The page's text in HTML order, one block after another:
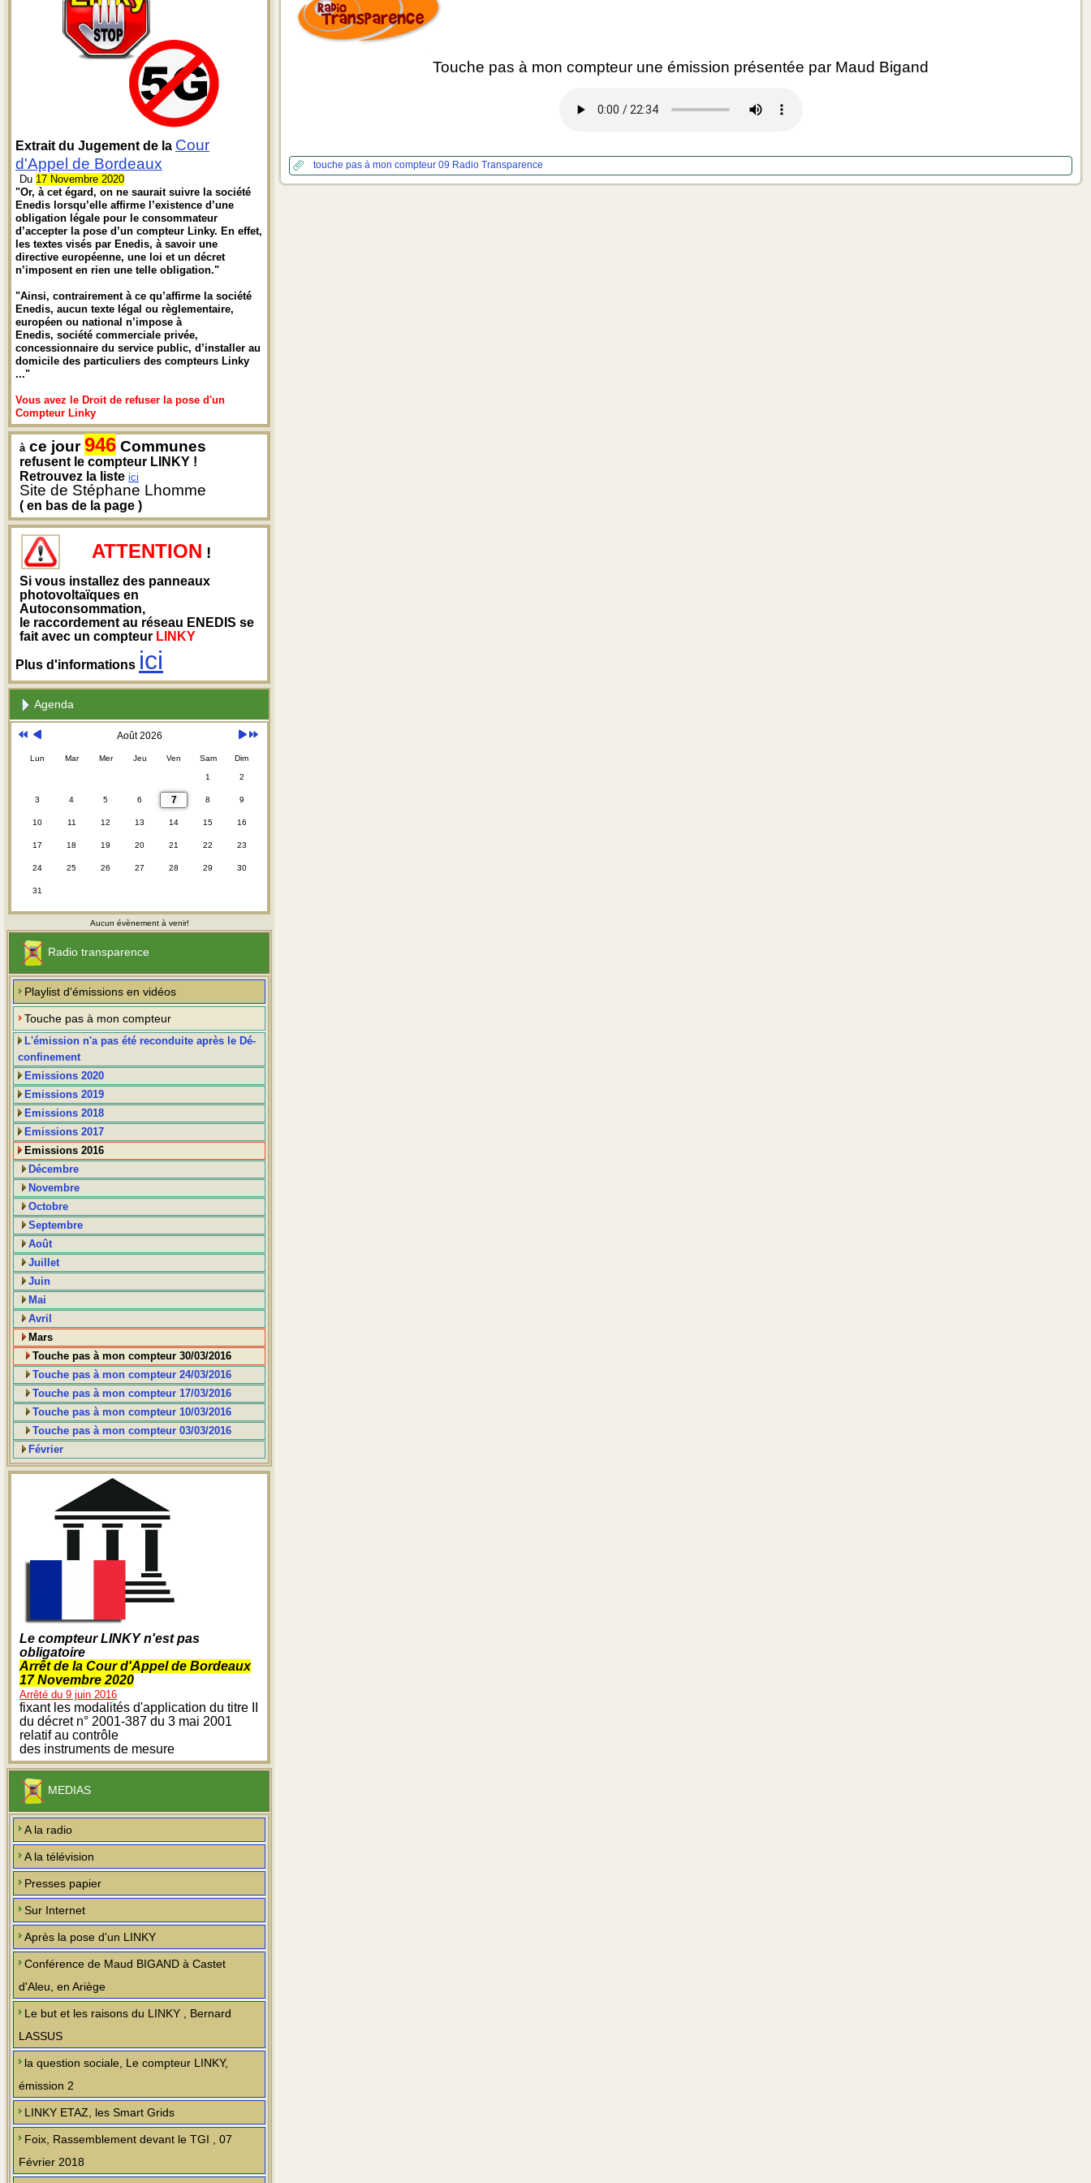
Extrait du Jugement de la Cour
d'Appel de Bordeaux
Du 17 Novembre 2020
"Or, à cet égard, on ne saurait suivre la société
Enedis lorsqu’elle affirme l’existence d’une
obligation légale pour le consommateur
d’accepter la pose d’un compteur Linky. En effet,
les textes visés par Enedis, à savoir une
directive européenne, une loi et un décret
n’imposent en rien une telle obligation."
"Ainsi, contrairement à ce qu’affirme la société
Enedis, aucun texte légal ou règlementaire,
européen ou national n’impose à
Enedis, société commerciale privée,
concessionnaire du service public, d’installer au
domicile des particuliers des compteurs Linky
..."
Vous avez le Droit de refuser la pose d'un
Compteur Linky
à ce jour946 Communes
refusent le compteur LINKY !
Retrouvez la liste ici
Site de Stéphane Lhomme
( en bas de la page )
ATTENTION !
Si vous installez des panneaux
photovoltaïques en
Autoconsommation,
le raccordement au réseau ENEDIS se
fait avec un compteur LINKY
Plus d'informations ici
Agenda
Août 2026
Lun Mar Mer Jeu Ven Sam Dim
1 2
3 4 5 6 7 8 9
10 11 12 13 14 15 16
17 18 19 20 21 22 23
24 25 26 27 28 29 30
31
Aucun évènement à venir!
Radio transparence
Playlist d'émissions en vidéos
Touche pas à mon compteur
L'émission n'a pas été reconduite après le Dé-
confinement
Emissions 2020
Emissions 2019
Emissions 2018
Emissions 2017
Emissions 2016
Décembre
Novembre
Octobre
Septembre
Août
Juillet
Juin
Mai
Avril
Mars
Touche pas à mon compteur 30/03/2016
Touche pas à mon compteur 24/03/2016
Touche pas à mon compteur 17/03/2016
Touche pas à mon compteur 10/03/2016
Touche pas à mon compteur 03/03/2016
Février
Le compteur LINKY n'est pas
obligatoire
Arrêt de la Cour d'Appel de Bordeaux
17 Novembre 2020
Arrêté du 9 juin 2016
fixant les modalités d'application du titre II
du décret n° 2001-387 du 3 mai 2001
relatif au contrôle
des instruments de mesure
MEDIAS
A la radio
A la télévision
Presses papier
Sur Internet
Après la pose d'un LINKY
Conférence de Maud BIGAND à Castet
d'Aleu, en Ariège
Le but et les raisons du LINKY , Bernard
LASSUS
la question sociale, Le compteur LINKY,
émission 2
LINKY ETAZ, les Smart Grids
Foix, Rassemblement devant le TGI , 07
Février 2018
Touche pas à mon compteur une émission présentée par Maud Bigand
touche pas à mon compteur 09 Radio Transparence